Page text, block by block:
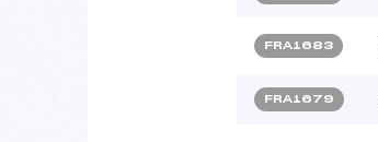
FRA1683
FRA1679